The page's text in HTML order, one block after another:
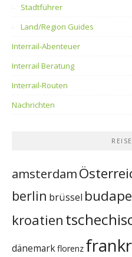
Stadtführer
Land/Region Guides
Interrail-Abenteuer
Interrail Beratung
Interrail-Routen
Nachrichten
amsterdam
berlin brüssel
kroatien
dänemarkflorenz